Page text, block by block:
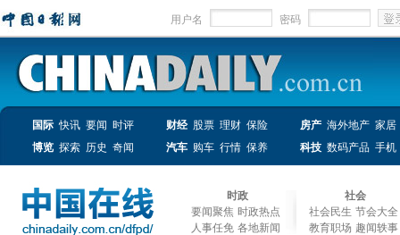
用户名 密码
国际 快讯 要闻 时评 财经 股票 理财 保险 房产 海外地产 家居
博览 探索 历史 奇闻 汽车 购车 行情 保养 科技 数码产品 手机
时政
要闻聚焦 时政热点
人事任免 各地新闻
社会
社会民生 节会大全
教育职场 趣闻轶事